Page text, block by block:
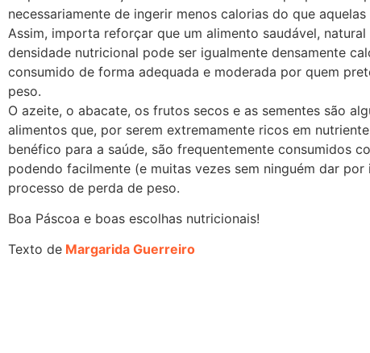
necessariamente de ingerir menos calorias do que
Assim, importa reforçar que um alimento saudável,
densidade nutricional pode ser igualmente densamente
consumido de forma adequada e moderada por quem
peso.
O azeite, o abacate, os frutos secos e as sementes são
alimentos que, por serem extremamente ricos em
benéfico para a saúde, são frequentemente consumidos
podendo facilmente (e muitas vezes sem ninguém dar
processo de perda de peso.
Boa Páscoa e boas escolhas nutricionais!
Texto de Margarida Guerreiro